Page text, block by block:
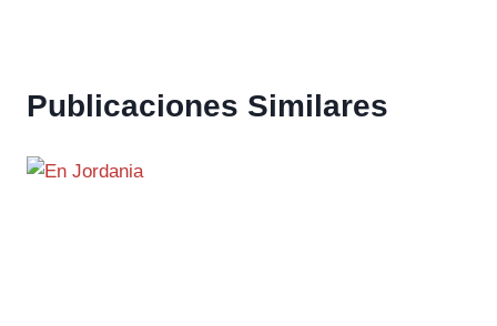
Publicaciones Similares